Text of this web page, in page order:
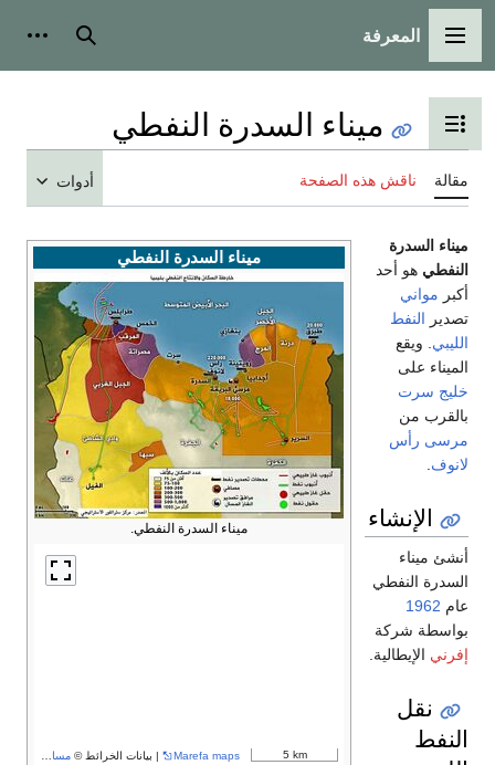
القائمة الرئيسية
المعرفة بحث
تبديل عرض جدول المحتويات
ميناء السدرة النفطي
مقالة ناقش هذه الصفحة أدوات
ميناء السدرة النفطي
ميناء السدرة النفطي.
5 km
Marefa maps | بيانات الخرائط © مساهمو OpenStreetMap
ميناء السدرة
النفطي هو أحد
أكبر مواني
تصدير النفط
الليبي . ويقع
الميناء على
خليج سرت
بالقرب من
مرسى رأس
لانوف
الإنشاء
أنشئ ميناء
السدرة النفطي
عام 1962
بواسطة شركة
إفرني الإيطالية.
نقل
النفط